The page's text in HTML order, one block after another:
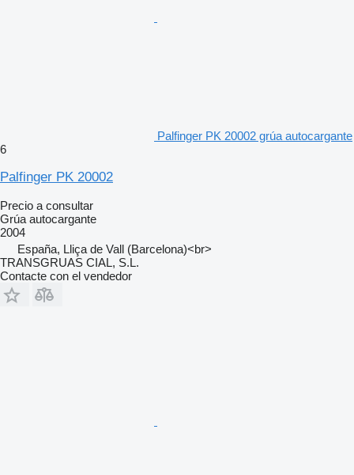
Palfinger PK 20002 grúa autocargante
6
Palfinger PK 20002
Precio a consultar
Grúa autocargante
2004
España, Lliça de Vall (Barcelona)<br>
TRANSGRUAS CIAL, S.L.
Contacte con el vendedor